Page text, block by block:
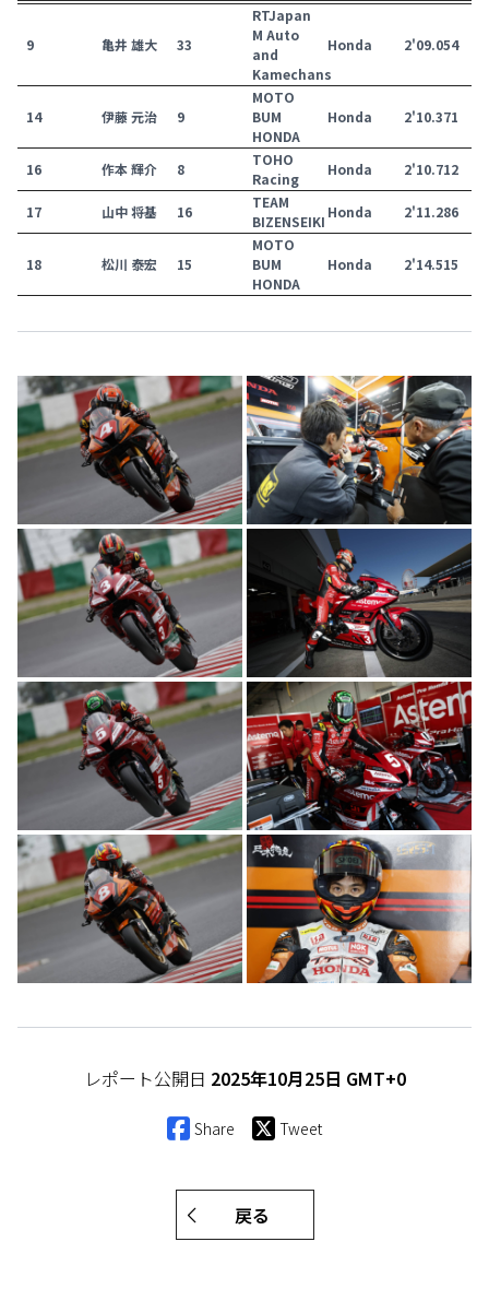
9 亀井 雄大 33
RTJapan
M Auto
and
Kamechans
Honda 2'09.054
14 伊藤 元治 9
MOTO
BUM
HONDA
Honda 2'10.371
16 作本 輝介 8
TOHO
Racing
Honda 2'10.712
17 山中 将基 16
TEAM
BIZENSEIKI
Honda 2'11.286
18 松川 泰宏 15
MOTO
BUM
HONDA
Honda 2'14.515
レポート公開日 2025年10月25日 GMT+0
Share Tweet
戻る